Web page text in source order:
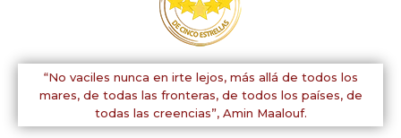
“No vaciles nunca en irte lejos, más allá de todos los
mares, de todas las fronteras, de todos los países, de
todas las creencias”, Amin Maalouf.